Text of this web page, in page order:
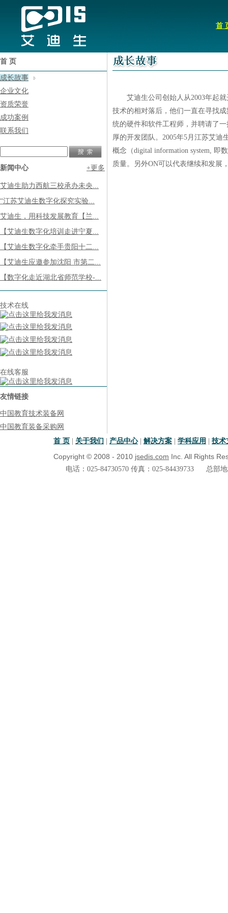
首
首 页
成长故事
企业文化
资质荣誉
成功案例
联系我们
新闻中心 +更多
艾迪生助力西航三校承办未央...
“江苏艾迪生数字化探究实验...
艾迪生，用科技发展教育【兰...
【艾迪生数字化培训走进宁夏...
【艾迪生数字化牵手贵阳十二...
【艾迪生应邀参加沈阳 市第二...
【数字化走近湖北省师范学校-...
技术在线
在线客服
友情链接
中国教育技术装备网
中国教育装备采购网
艾迪生公司创始人从2003年起就
技术的相对落后，他们一直在寻找
统的硬件和软件工程师，并聘请了
厚的开发团队。2005年5月江苏艾
概念（digital information system, 即
质量。另外ON可以代表继续和发展
首 页 关于我们 产品中心| 解决方案 学科应用 技术
Copyright © 2008 - 2010 jsedis.com Inc. All Rights
电话：025-84730570 传真：025-84439733 总部